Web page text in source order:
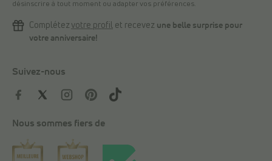
désinscrire à tout moment ou adapter vos préférences.
Complétez votre profil et recevez une belle surprise pour
votre anniversaire!
Suivez-nous
Nous sommes fiers de